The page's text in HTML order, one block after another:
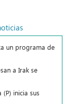
un programa de
a Irak se
inicia sus